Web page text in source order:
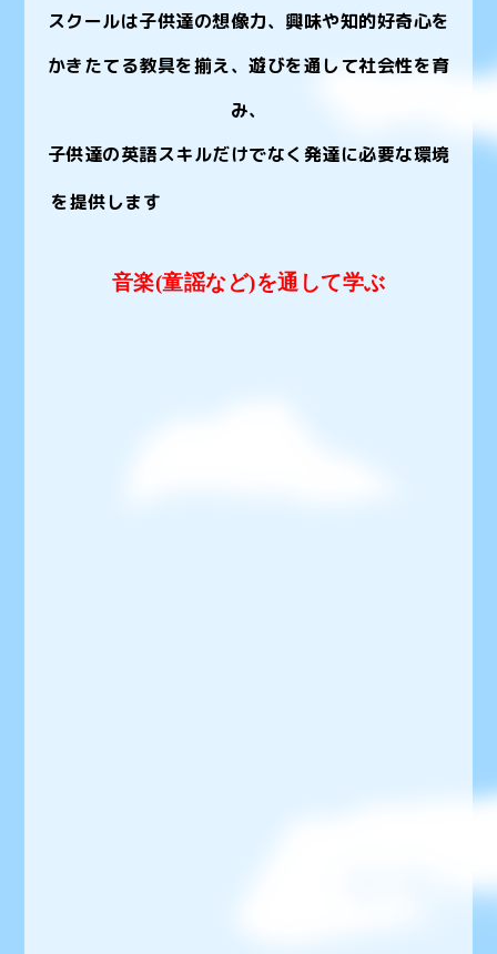
スクールは子供達の想像力、興味や知的好奇心を
かきたてる教具を揃え、 遊びを通して社会性を育
み、
子供達の英語スキルだけでなく発達に必要な環境
を提供します
音楽(童謡など)を通して学ぶ